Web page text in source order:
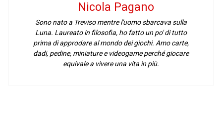
Nicola Pagano
Sono nato a Treviso mentre l'uomo sbarcava sulla
Luna. Laureato in filosofia, ho fatto un po' di tutto
prima di approdare al mondo dei giochi. Amo carte,
dadi, pedine, miniature e videogame perché giocare
equivale a vivere una vita in più.